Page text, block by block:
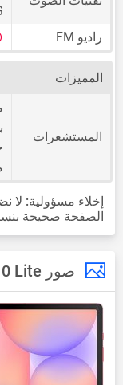
راديو FM
المميزات
المستشعرات
إخلاء مسؤولية: لا
الصفحة صحيحة بنسبة
صور Samsung Galaxy Tab S10 Lite